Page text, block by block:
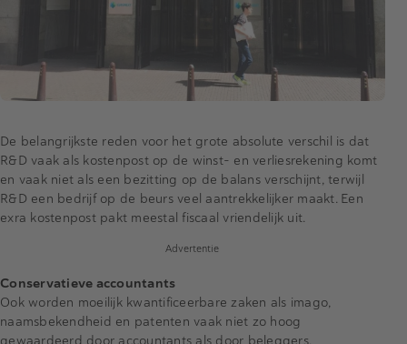
De belangrijkste reden voor het grote absolute verschil is dat
R&D vaak als kostenpost op de winst- en verliesrekening komt
en vaak niet als een bezitting op de balans verschijnt, terwijl
R&D een bedrijf op de beurs veel aantrekkelijker maakt. Een
exra kostenpost pakt meestal fiscaal vriendelijk uit.
Advertentie
Conservatieve accountants
Ook worden moeilijk kwantificeerbare zaken als imago,
naamsbekendheid en patenten vaak niet zo hoog